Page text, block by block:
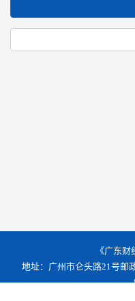
《广东
地址：广州市仑头路21号邮